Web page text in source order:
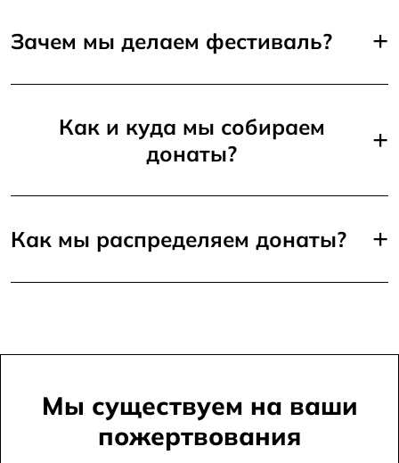
Зачем мы делаем фестиваль? +
Как и куда мы собираем
донаты?
+
Как мы распределяем донаты? +
Мы существуем на ваши
пожертвования